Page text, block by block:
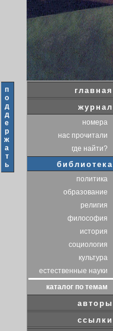
п
о
д
д
е
р
ж
а
т
ь
главная
журнал
номера
нас прочитали
где найти?
библиотека
политика
образование
религия
философия
история
социология
культура
естественные науки
каталог по темам
авторы
ссылки